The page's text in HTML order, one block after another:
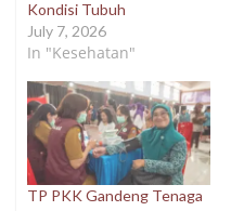
Kondisi Tubuh
July 7, 2026
In "Kesehatan"
TP PKK Gandeng Tenaga